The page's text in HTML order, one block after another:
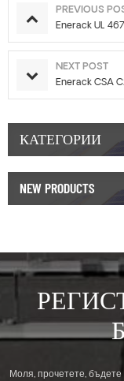
PREVIOUS
Enerack UL
NEXT POST
Enerack CSA
КАТЕГОРИИ
NEW PRODUCTS
Моля, прочетете,